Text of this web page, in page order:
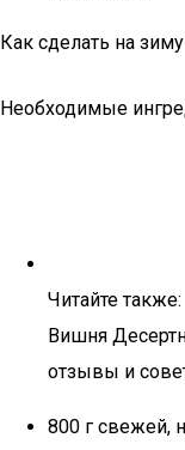
Как сделать на
Необходимые
Читайте также:
Вишня
отзывы и
800 г свежей,